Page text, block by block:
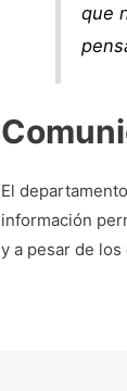
que
El
información
y a pesar de